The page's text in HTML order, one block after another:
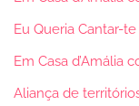
Eu Queria Cantar-
Em Casa d’Amália
Aliança de